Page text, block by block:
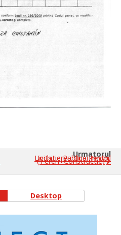
Urmatorul
Licitatie Publica Pentru Inchirierea Unui Imobil
(teren+constructie)
Desktop